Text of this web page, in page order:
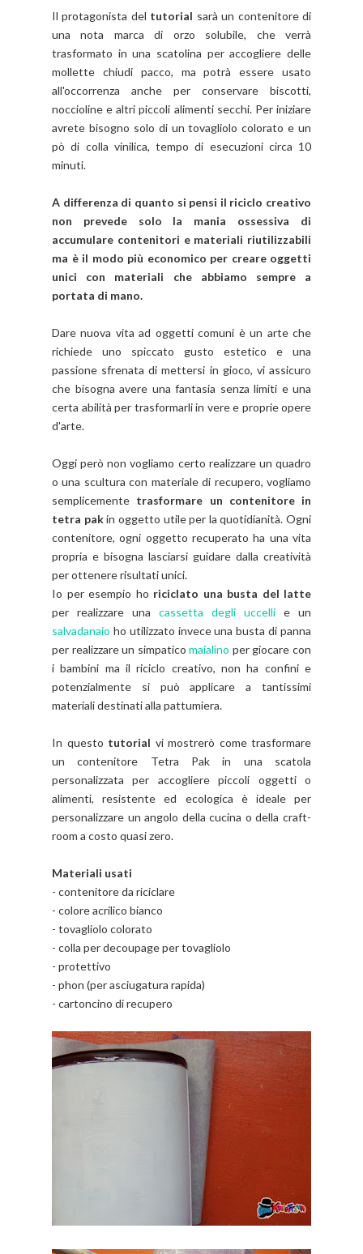
Il protagonista del tutorial sarà un contenitore di
una nota marca di orzo solubile, che verrà
trasformato in una scatolina per accogliere delle
mollette chiudi pacco, ma potrà essere usato
all'occorrenza anche per conservare biscotti,
noccioline e altri piccoli alimenti secchi. Per iniziare
avrete bisogno solo di un tovagliolo colorato e un
pò di colla vinilica, tempo di esecuzioni circa 10
minuti.
A differenza di quanto si pensi il riciclo creativo
non prevede solo la mania ossessiva di
accumulare contenitori e materiali riutilizzabili
ma è il modo più economico per creare oggetti
unici con materiali che abbiamo sempre a
portata di mano.
Dare nuova vita ad oggetti comuni è un arte che
richiede uno spiccato gusto estetico e una
passione sfrenata di mettersi in gioco, vi assicuro
che bisogna avere una fantasia senza limiti e una
certa abilità per trasformarli in vere e proprie opere
d'arte.
Oggi però non vogliamo certo realizzare un quadro
o una scultura con materiale di recupero, vogliamo
semplicemente trasformare un contenitore in
tetra pakin oggetto utile per la quotidianità. Ogni
contenitore, ogni oggetto recuperato ha una vita
propria e bisogna lasciarsi guidare dalla creatività
per ottenere risultati unici.
Io per esempio ho riciclato una busta del latte
per realizzare una cassetta degli uccelli e un
salvadanaio ho utilizzato invece una busta di panna
per realizzare un simpaticomaialino per giocare con
i bambini ma il riciclo creativo, non ha confini e
potenzialmente si può applicare a tantissimi
materiali destinati alla pattumiera.
In questo tutorial vi mostrerò come trasformare
un contenitore Tetra Pak in una scatola
personalizzata per accogliere piccoli oggetti o
alimenti, resistente ed ecologica è ideale per
personalizzare un angolo della cucina o della craft-
room a costo quasi zero.
Materiali usati
- contenitore da riciclare
- colore acrilico bianco
- tovagliolo colorato
- colla per decoupage per tovagliolo
- protettivo
- phon (per asciugatura rapida)
- cartoncino di recupero